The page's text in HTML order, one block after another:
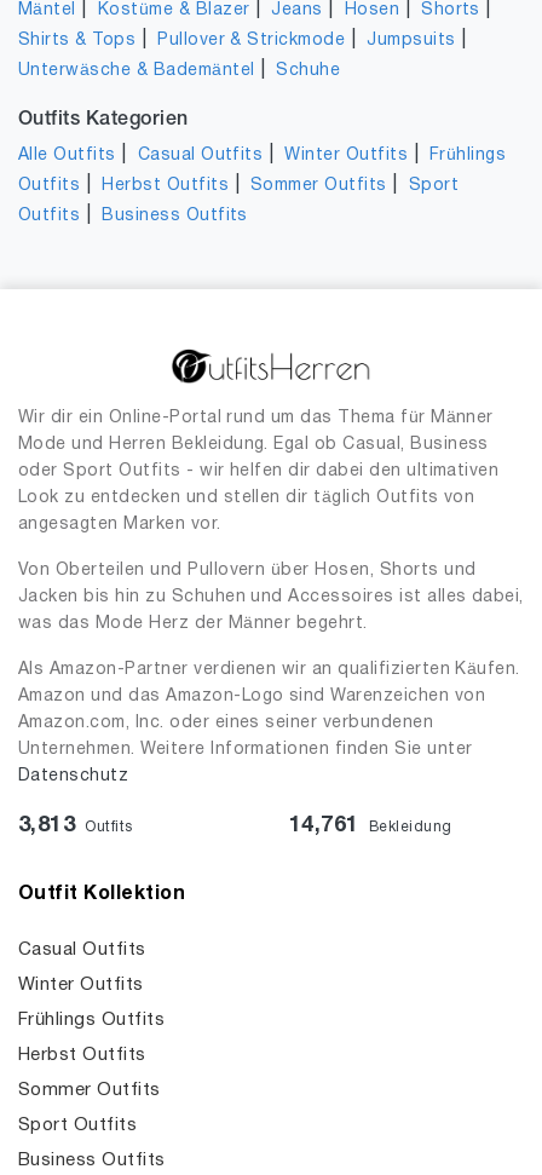
Mäntel Kostüme & Blazer |Jeans Hosen |Shorts
Shirts & Tops Pullover & Strickmode |Jumpsuits
Unterwäsche & Bademäntel |Schuhe
Outfits Kategorien
Alle Outfits Casual Outfits |Winter Outfits
Frühlings
Outfits
Herbst Outfits Sommer Outfits
Sport
Outfits
Business Outfits
Wir dir ein Online-Portal rund um das Thema für Männer
Mode und Herren Bekleidung. Egal ob Casual, Business
oder Sport Outfits - wir helfen dir dabei den ultimativen
Look zu entdecken und stellen dir täglich Outfits von
angesagten Marken vor.
Von Oberteilen und Pullovern über Hosen, Shorts und
Jacken bis hin zu Schuhen und Accessoires ist alles dabei,
was das Mode Herz der Männer begehrt.
Als Amazon-Partner verdienen wir an qualifizierten Käufen.
Amazon und das Amazon-Logo sind Warenzeichen von
Amazon.com, Inc. oder eines seiner verbundenen
Unternehmen. Weitere Informationen finden Sie unter
Datenschutz
3,813 Outfits 14,761 Bekleidung
Outfit Kollektion
Casual Outfits
Winter Outfits
Frühlings Outfits
Herbst Outfits
Sommer Outfits
Sport Outfits
Business Outfits